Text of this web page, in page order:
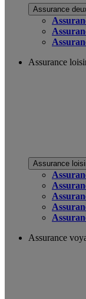
Assurance
Assurance
Assurance
Assurance